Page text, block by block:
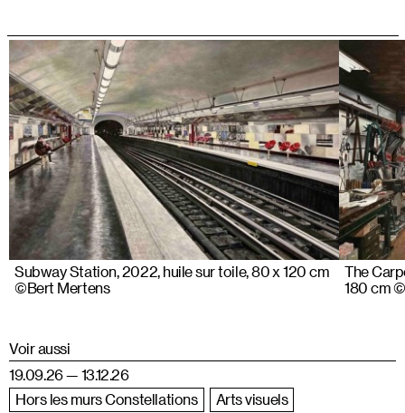
Subway Station, 2022, huile sur toile, 80 x 120 cm
©Bert Mertens
The
180 cm
Voir aussi
19.09.26 — 13.12.26
Hors les murs Constellations
Arts visuels